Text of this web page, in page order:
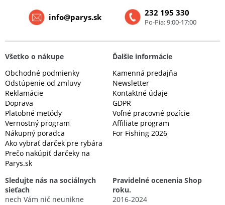
232 195 330
Po-Pia: 9:00-17:00
info@parys.sk
Všetko o nákupe
Obchodné podmienky
Odstúpenie od zmluvy
Reklamácie
Doprava
Platobné metódy
Vernostný program
Nákupný poradca
Ako vybrať darček pre rybára
Prečo nakúpiť darčeky na
Parys.sk
Ďalšie informácie
Kamenná predajňa
Newsletter
Kontaktné údaje
GDPR
Voľné pracovné pozície
Affiliate program
For Fishing 2026
Sledujte nás na sociálnych
sieťach
nech Vám nič neunikne
Pravidelné ocenenia Shop
roku.
2016-2024